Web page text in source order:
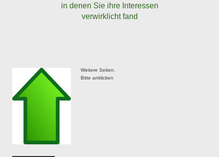
in denen Sie ihre Interessen
verwirklicht fand
Weitere Seiten.
Bitte anklicken